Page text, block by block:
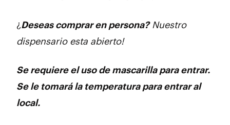
¿Deseas comprar en persona? Nuestro
dispensario esta abierto!
Se requiere el uso de mascarilla para entrar.
Se le tomará la temperatura para entrar al
local.